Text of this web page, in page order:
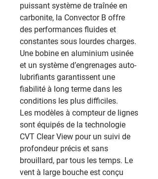
puissant système de traînée en
carbonite, la Convector B offre
des performances fluides et
constantes sous lourdes charges.
Une bobine en aluminium usinée
et un système d’engrenages auto-
lubrifiants garantissent une
fiabilité à long terme dans les
conditions les plus difficiles.
Les modèles à compteur de lignes
sont équipés de la technologie
CVT Clear View pour un suivi de
profondeur précis et sans
brouillard, par tous les temps. Le
vent à large bouche est conçu